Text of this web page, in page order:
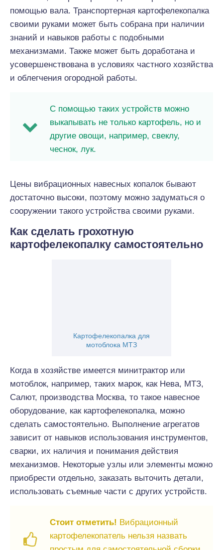
помощью вала. Транспортерная картофелекопалка
своими руками может быть собрана при наличии
знаний и навыков работы с подобными
механизмами. Также может быть доработана и
усовершенствована в условиях частного хозяйства
и облегчения огородной работы.
С помощью таких устройств можно
выкапывать не только картофель, но и
другие овощи, например, свеклу,
чеснок, лук.
Цены вибрационных навесных копалок бывают
достаточно высоки, поэтому можно задуматься о
сооружении такого устройства своими руками.
Как сделать грохотную
картофелекопалку самостоятельно
Картофелекопалка для
мотоблока МТЗ
Когда в хозяйстве имеется минитрактор или
мотоблок, например, таких марок, как Нева, МТЗ,
Салют, производства Москва, то такое навесное
оборудование, как картофелекопалка, можно
сделать самостоятельно. Выполнение агрегатов
зависит от навыков использования инструментов,
сварки, их наличия и понимания действия
механизмов. Некоторые узлы или элементы можно
приобрести отдельно, заказать выточить детали,
использовать съемные части с других устройств.
Стоит отметить! Вибрационный
картофелекопатель нельзя назвать